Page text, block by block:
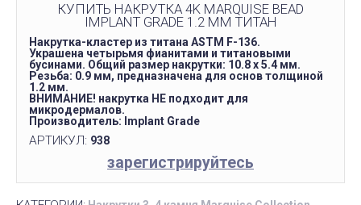
КУПИТЬ НАКРУТКА 4K MARQUISE BEAD
IMPLANT GRADE 1.2 ММ ТИТАН
Накрутка-кластер из титана ASTM F-136.
Украшена четырьмя фианитами и титановыми
бусинами. Общий размер накрутки: 10.8 х 5.4 мм.
Резьба: 0.9 мм, предназначена для основ толщиной
1.2 мм.
ВНИМАНИЕ! накрутка НЕ подходит для
микродермалов.
Производитель: Implant Grade
АРТИКУЛ: 938
зарегистрируйтесь